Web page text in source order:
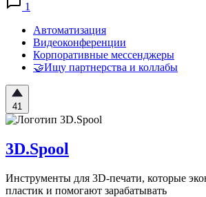
1
Автоматизация
Видеоконференции
Корпоративные мессенджеры
🤝Ищу партнерства и коллабы
41
3D.Spool
Инструменты для 3D-печати, которые
пластик и помогают зарабатывать